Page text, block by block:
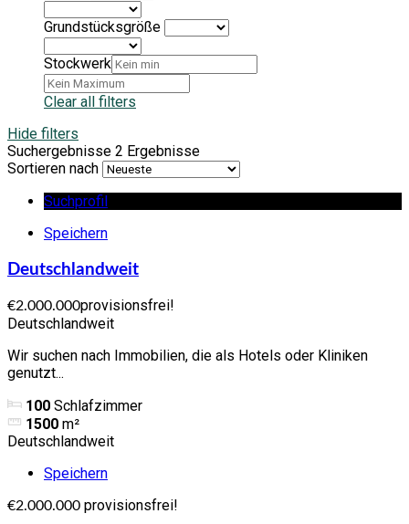
Grundstücksgröße
Stockwerk
Clear all filters
Hide filters
Suchergebnisse 2 Ergebnisse
Sortieren nach
Suchprofil
Speichern
Deutschlandweit
€2.000.000provisionsfrei!
Deutschlandweit
Wir suchen nach Immobilien, die als Hotels oder Kliniken
genutzt...
100 Schlafzimmer
1500 m²
Deutschlandweit
Speichern
€2.000.000 provisionsfrei!